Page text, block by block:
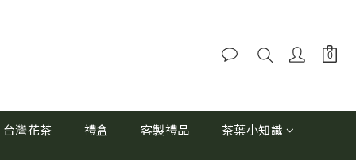
台灣花茶 禮盒 客製禮品 茶葉小知識